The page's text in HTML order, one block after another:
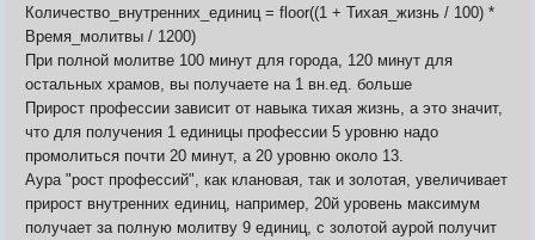
Количество_внутренних_единиц = floor((1 + Тихая_жизнь / 100) *
Время_молитвы / 1200)
При полной молитве 100 минут для города, 120 минут для
остальных храмов, вы получаете на 1 вн.ед. больше
Прирост профессии зависит от навыка тихая жизнь, а это значит,
что для получения 1 единицы профессии 5 уровню надо
промолиться почти 20 минут, а 20 уровню около 13.
Аура "рост профессий", как клановая, так и золотая, увеличивает
прирост внутренних единиц, например, 20й уровень максимум
получает за полную молитву 9 единиц, с золотой аурой получит